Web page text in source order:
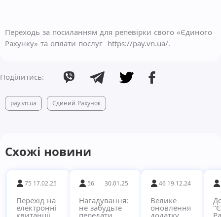
Переходь за посиланням для репевірки свого «Єдиного
Рахунку» та оплати послуг https://pay.vn.ua/.
Поділитись:
pay.vn.ua Єдиний Рахунок
Схожі новини
75 17.02.25
Перехід на
електронні
56 30.01.25
Нагадування:
не забудьте
46 19.12.24
Велике
оновлення